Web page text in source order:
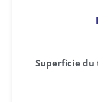
Superficie